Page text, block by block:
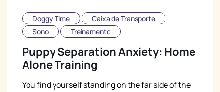
Doggy Time
Caixa de Transporte
Sono
Treinamento
Puppy Separation Anxiety: Home
Alone Training
You find yourself standing on the far side of the